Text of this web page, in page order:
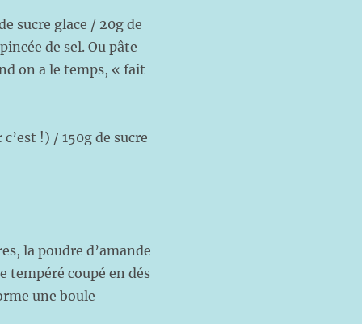
sucre glace / 20g de
de sel. Ou pâte
on a le temps, « fait
!) / 150g de sucre
la poudre d’amande
tempéré coupé en dés
une boule